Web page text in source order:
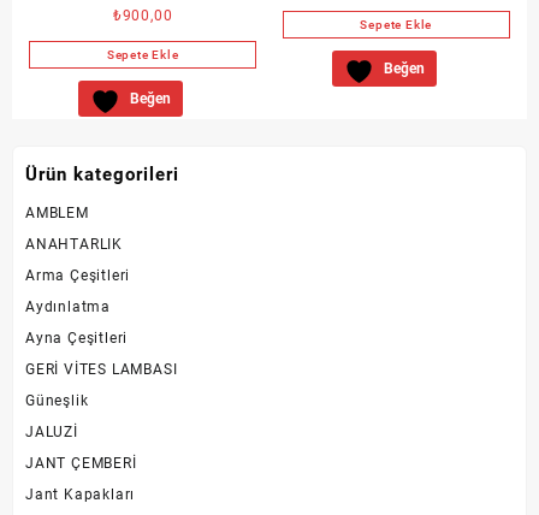
₺900,00
Sepete Ekle
Beğen
Sepete Ekle
Beğen
Ürün kategorileri
AMBLEM
ANAHTARLIK
Arma Çeşitleri
Aydınlatma
Ayna Çeşitleri
GERİ VİTES LAMBASI
Güneşlik
JALUZİ
JANT ÇEMBERİ
Jant Kapakları